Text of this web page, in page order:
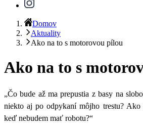
Domov
Aktuality
Ako na to s motorovou pílou
Ako na to s
„Čo bude až ma prepustia z basy na
niekto aj po odpykaní môjho trestu?
keď nebudem mať robotu?“